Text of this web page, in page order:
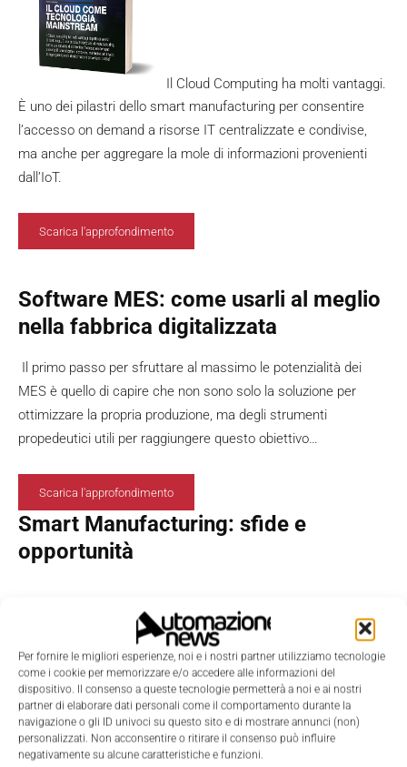
Per fornire le migliori esperienze, noi e i nostri partner utilizziamo tecnologie
come i cookie per memorizzare e/o accedere alle informazioni del
dispositivo. Il consenso a queste tecnologie permetterà a noi e ai nostri
partner di elaborare dati personali come il comportamento durante la
navigazione o gli ID univoci su questo sito e di mostrare annunci (non)
personalizzati. Non acconsentire o ritirare il consenso può influire
negativamente su alcune caratteristiche e funzioni.
Il Cloud Computing ha molti vantaggi.
È uno dei pilastri dello smart manufacturing per consentire
l’accesso on demand a risorse IT centralizzate e condivise,
ma anche per aggregare la mole di informazioni provenienti
dall’IoT.
Scarica l'approfondimento
Software MES: come usarli al meglio
nella fabbrica digitalizzata
Il primo passo per sfruttare al massimo le potenzialità dei
MES è quello di capire che non sono solo la soluzione per
ottimizzare la propria produzione, ma degli strumenti
propedeutici utili per raggiungere questo obiettivo…
Scarica l'approfondimento
Smart Manufacturing: sfide e
opportunità
Di Industria 4.0, o Smart manufacturing, con lievi differenze
che non cambiano il senso generale, si parla ormai
diffusamente e da tempo a livello tecnico e politico. In questa
guida, una sintesi degli scenari e delle tecnologie abilitanti.